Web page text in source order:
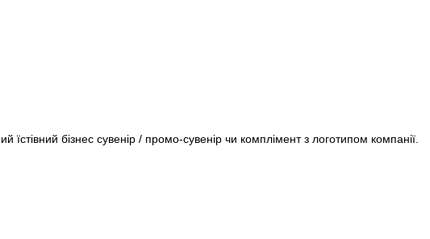
бізнес сувенір / промо-сувенір чи комплімент з логотипом компанії.